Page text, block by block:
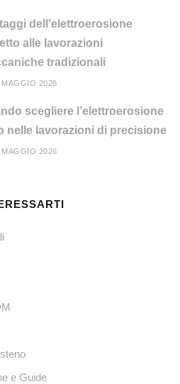
dell’elettroerosione
alle lavorazioni
tradizionali
MAGGIO 2026
scegliere l’elettroerosione
nelle lavorazioni di precisione
MAGGIO 2026
e Guide